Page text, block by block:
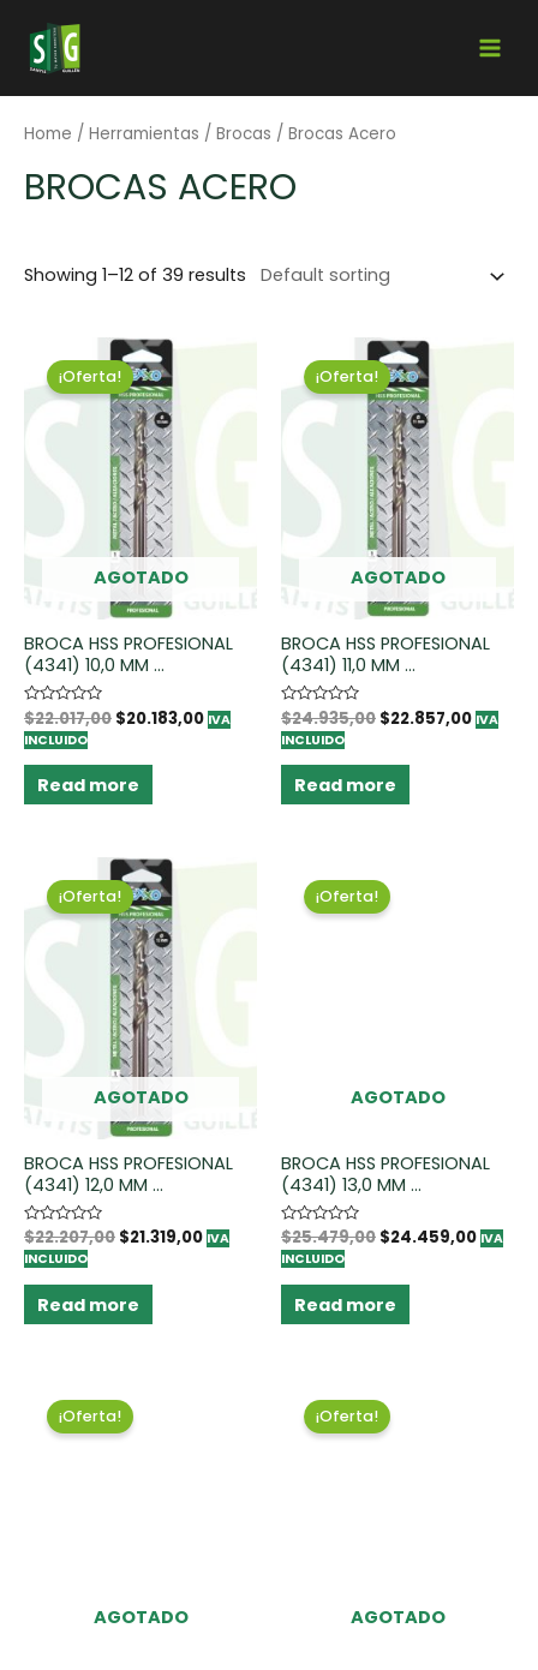
Home / Herramientas / Brocas / Brocas Acero
BROCAS ACERO
Showing 1–12 of 39 results
AGOTADO
¡Oferta!
BROCA HSS PROFESIONAL
(4341) 10,0 MM ...
Rated
0
out
$22.017,00 $20.183,00 IVA
INCLUIDO
Read more
AGOTADO
¡Oferta!
BROCA HSS PROFESIONAL
(4341) 11,0 MM ...
Rated
0
out
$24.935,00 $22.857,00 IVA
INCLUIDO
Read more
AGOTADO
¡Oferta!
BROCA HSS PROFESIONAL
(4341) 12,0 MM ...
Rated
0
out
$22.207,00 $21.319,00 IVA
INCLUIDO
Read more
AGOTADO
¡Oferta!
BROCA HSS PROFESIONAL
(4341) 13,0 MM ...
Rated
0
out
$25.479,00 $24.459,00 IVA
INCLUIDO
Read more
AGOTADO
¡Oferta!
AGOTADO
¡Oferta!